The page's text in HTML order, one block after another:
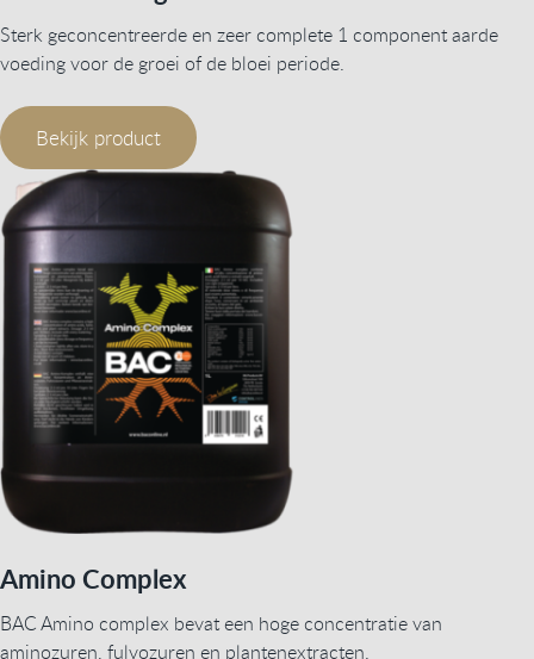
Sterk geconcentreerde en zeer complete 1 component aarde
voeding voor de groei of de bloei periode.
Bekijk product
Amino Complex
BAC Amino complex bevat een hoge concentratie van
aminozuren, fulvozuren en plantenextracten.